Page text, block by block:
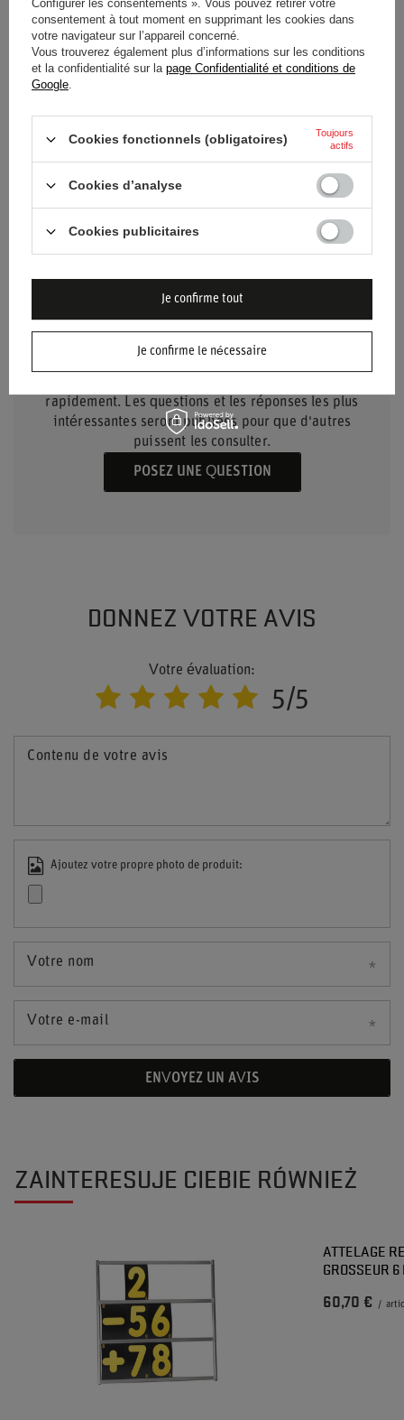
Catégorie Accessoires de voiture
Accessoires de voiture Accessoires techniques
Genre Unisex
Marque
BESOIN D'AIDE ? AVEZ-VOUS DES
QUESTIONS ?
rapidement. Les questions et les réponses les plus
intéressantes seront publiées pour que d'autres
puissent les consulter.
POSEZ UNE QUESTION
DONNEZ VOTRE AVIS
Votre évaluation:
5/5
Contenu de votre avis
Ajoutez votre propre photo de produit:
Votre nom
Votre e-mail
ENVOYEZ UN AVIS
ZAINTERESUJE CIEBIE RÓWNIEŻ
ATTELAGE
GROSSEUR
60,70 € /
Configurer les consentements ». Vous pouvez retirer votre
consentement à tout moment en supprimant les cookies dans
votre navigateur sur l’appareil concerné.
Vous trouverez également plus d’informations sur les conditions
et la confidentialité sur la page Confidentialité et conditions de
Google.
Cookies fonctionnels (obligatoires)
Toujours
actifs
Cookies d’analyse
Cookies publicitaires
Je confirme le nécessaire
Je confirme tout